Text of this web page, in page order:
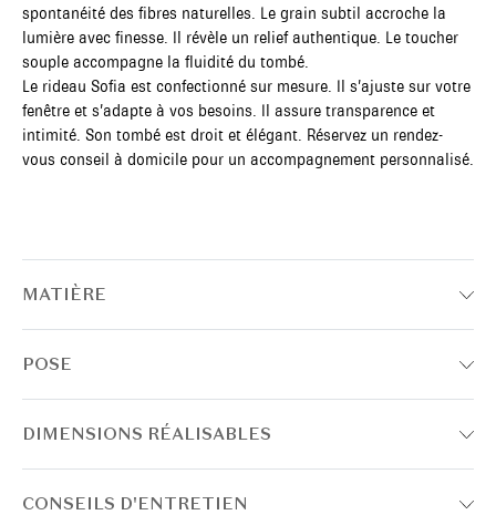
spontanéité des fibres naturelles. Le grain subtil accroche la
lumière avec finesse. Il révèle un relief authentique. Le toucher
souple accompagne la fluidité du tombé.
Le rideau Sofia est confectionné sur mesure. Il s’ajuste sur votre
fenêtre et s’adapte à vos besoins. Il assure transparence et
intimité. Son tombé est droit et élégant. Réservez un rendez-
vous conseil à domicile pour un accompagnement personnalisé.
MATIÈRE
POSE
DIMENSIONS RÉALISABLES
CONSEILS D'ENTRETIEN